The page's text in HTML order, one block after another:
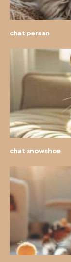
chat persan
chat snowshoe